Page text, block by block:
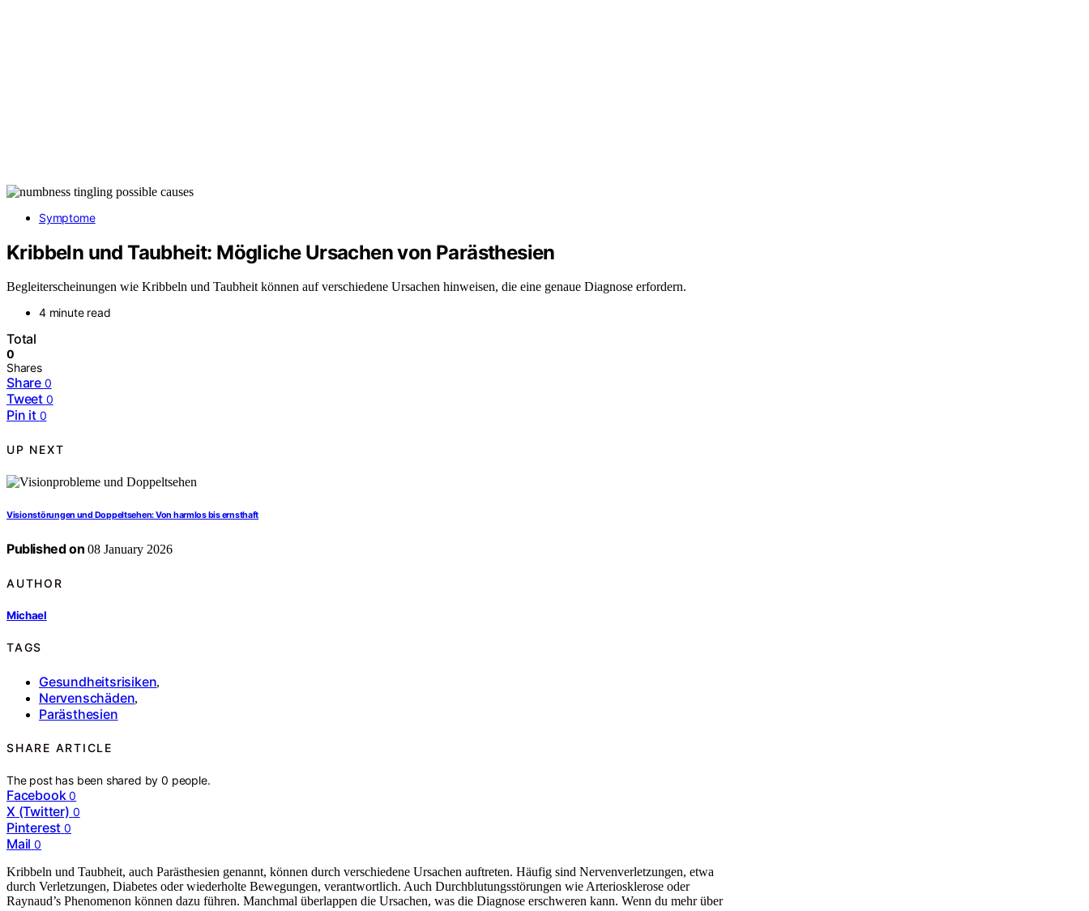
Symptome
Kribbeln und Taubheit: Mögliche Ursachen von Parästhesien
Begleiterscheinungen wie Kribbeln und Taubheit können auf verschiedene Ursachen hinweisen, die eine genaue Diagnose erfordern.
4 minute read
Total
0
Shares
Share 0
Tweet 0
Pin it 0
UP NEXT
Visionstörungen und Doppeltsehen: Von harmlos bis ernsthaft
Published on 08 January 2026
AUTHOR
Michael
TAGS
Gesundheitsrisiken,
Nervenschäden,
Parästhesien
SHARE ARTICLE
The post has been shared by0 people.
Facebook 0
X (Twitter) 0
Pinterest 0
Mail 0
Kribbeln und Taubheit, auch Parästhesien genannt, können durch verschiedene Ursachen auftreten. Häufig sind Nervenverletzungen, etwa
durch Verletzungen, Diabetes oder wiederholte Bewegungen, verantwortlich. Auch Durchblutungsstörungen wie Arteriosklerose oder
Raynaud’s Phenomenon können dazu führen. Manchmal überlappen die Ursachen, was die Diagnose erschweren kann. Wenn du mehr über